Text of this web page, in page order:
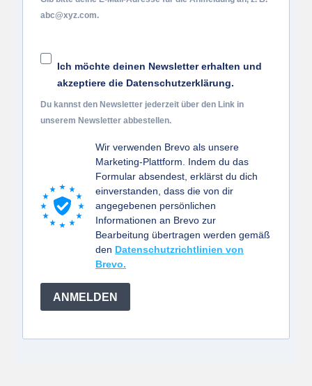
abc@xyz.com.
Ich möchte deinen Newsletter erhalten und
akzeptiere die Datenschutzerklärung.
Du kannst den Newsletter jederzeit über den Link in
unserem Newsletter abbestellen.
Wir verwenden Brevo als unsere
Marketing-Plattform. Indem du das
Formular absendest, erklärst du dich
einverstanden, dass die von dir
angegebenen persönlichen
Informationen an Brevo zur
Bearbeitung übertragen werden gemäß
den Datenschutzrichtlinien von
Brevo.
ANMELDEN